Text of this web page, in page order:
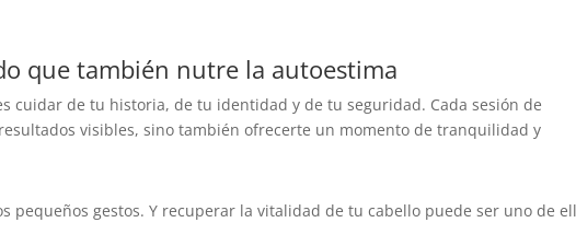
que también nutre la autoestima
cuidar de tu historia, de tu identidad y de tu seguridad. Cada sesión de
visibles, sino también ofrecerte un momento de tranquilidad y
pequeños gestos. Y recuperar la vitalidad de tu cabello puede ser uno de